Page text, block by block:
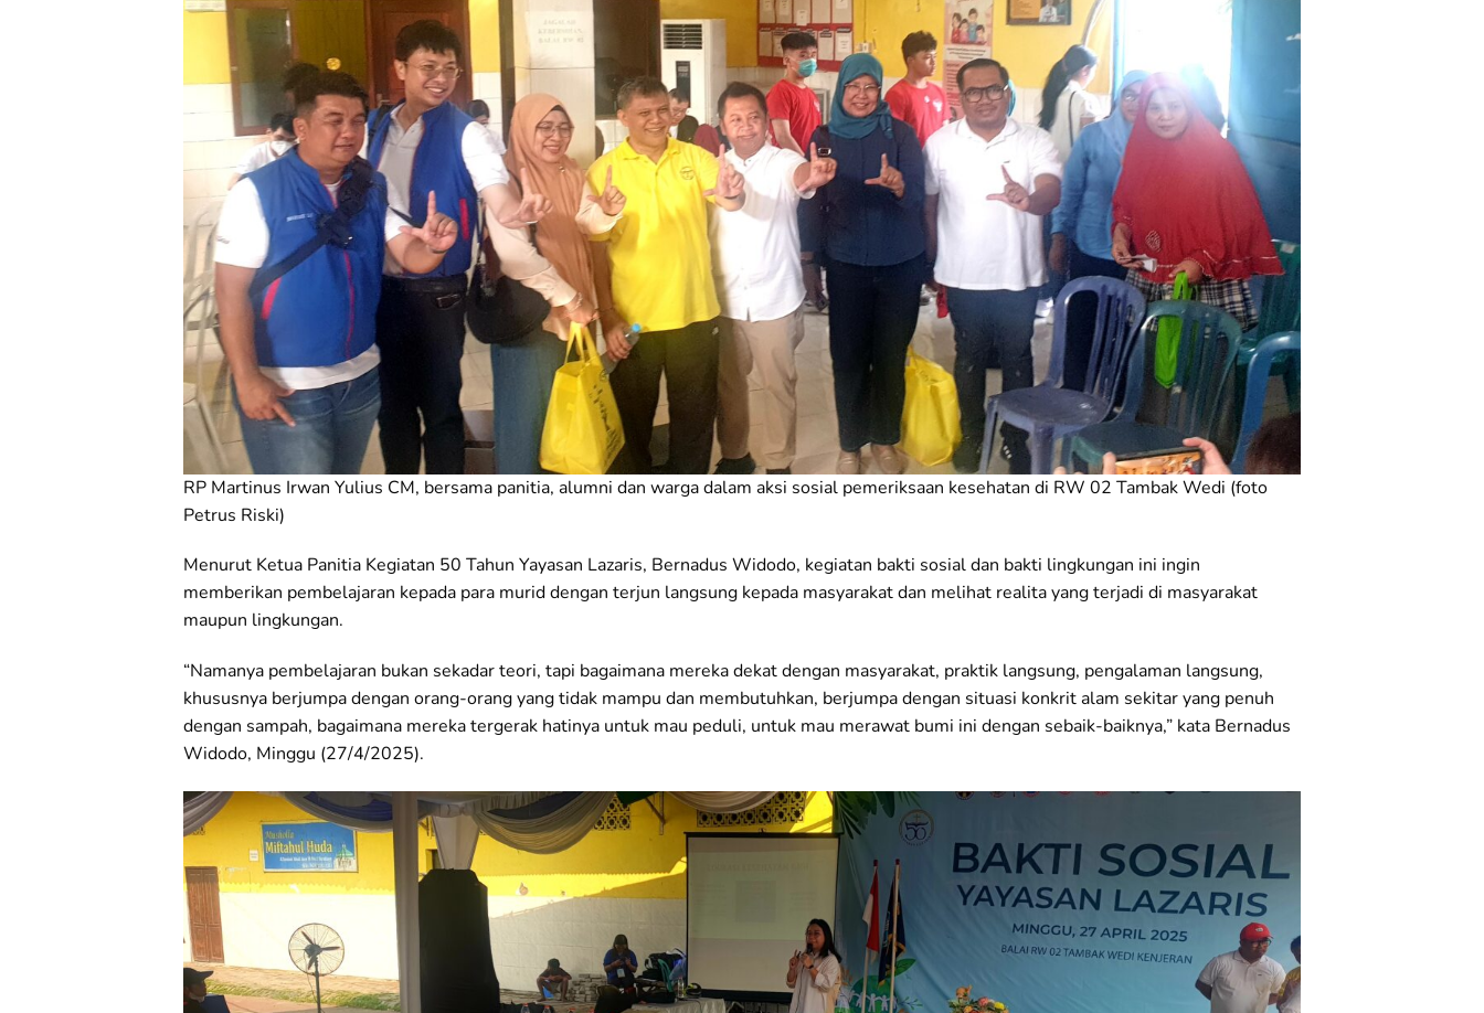
RP Martinus Irwan Yulius CM, bersama panitia, alumni dan warga dalam aksi sosial pemeriksaan kesehatan di RW 02 Tambak Wedi (foto
Petrus Riski)
Menurut Ketua Panitia Kegiatan 50 Tahun Yayasan Lazaris, Bernadus Widodo, kegiatan bakti sosial dan bakti lingkungan ini ingin
memberikan pembelajaran kepada para murid dengan terjun langsung kepada masyarakat dan melihat realita yang terjadi di masyarakat
maupun lingkungan.
“Namanya pembelajaran bukan sekadar teori, tapi bagaimana mereka dekat dengan masyarakat, praktik langsung, pengalaman langsung,
khususnya berjumpa dengan orang-orang yang tidak mampu dan membutuhkan, berjumpa dengan situasi konkrit alam sekitar yang penuh
dengan sampah, bagaimana mereka tergerak hatinya untuk mau peduli, untuk mau merawat bumi ini dengan sebaik-baiknya,” kata Bernadus
Widodo, Minggu (27/4/2025).